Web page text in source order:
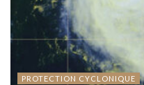
PROTECTION CYCLONIQUE